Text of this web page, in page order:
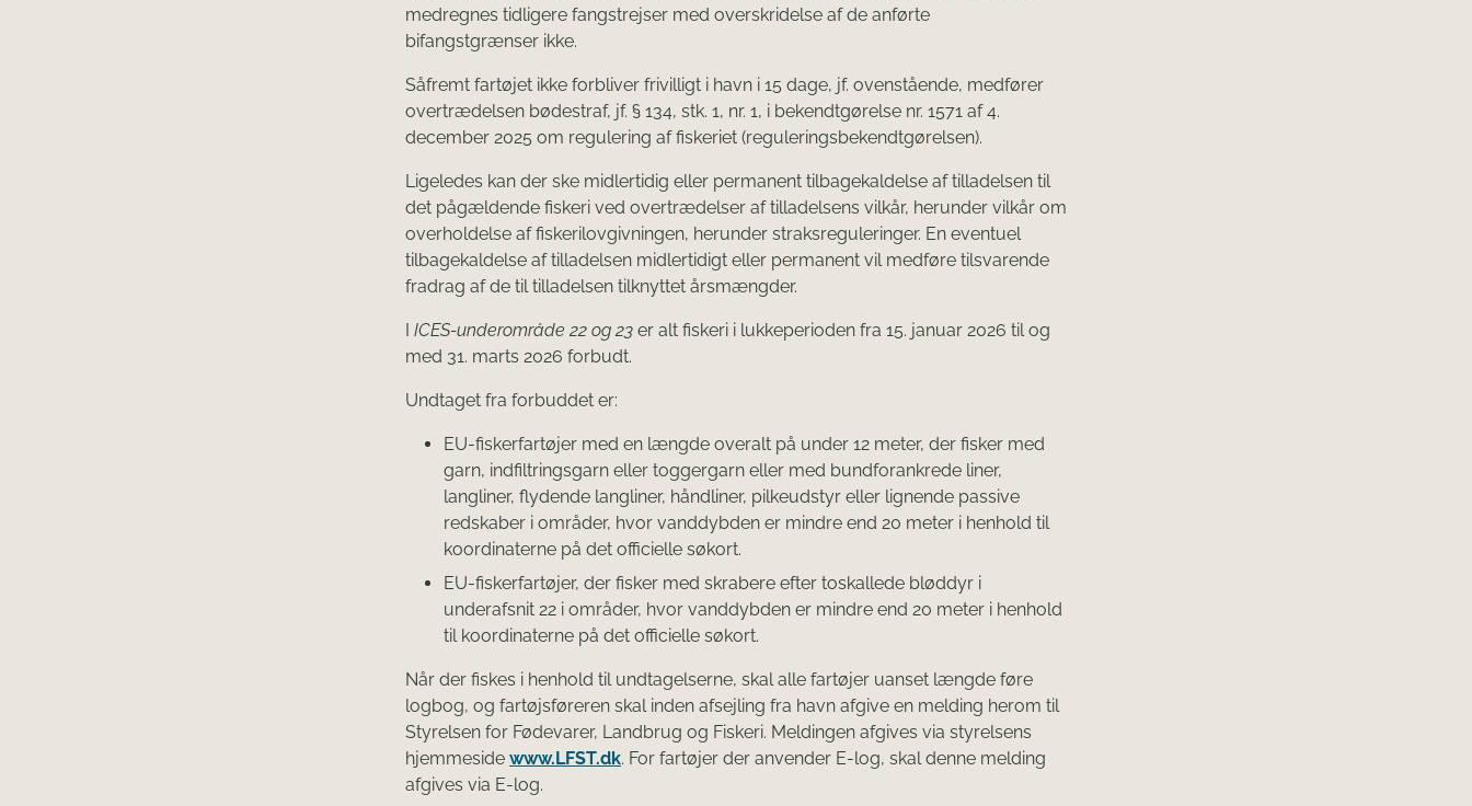
medregnes tidligere fangstrejser med overskridelse af de anførte
bifangstgrænser ikke.
Såfremt fartøjet ikke forbliver frivilligt i havn i 15 dage, jf. ovenstående, medfører
overtrædelsen bødestraf, jf. § 134, stk. 1, nr. 1, i bekendtgørelse nr. 1571 af 4.
december 2025 om regulering af fiskeriet (reguleringsbekendtgørelsen).
Ligeledes kan der ske midlertidig eller permanent tilbagekaldelse af tilladelsen til
det pågældende fiskeri ved overtrædelser af tilladelsens vilkår, herunder vilkår om
overholdelse af fiskerilovgivningen, herunder straksreguleringer. En eventuel
tilbagekaldelse af tilladelsen midlertidigt eller permanent vil medføre tilsvarende
fradrag af de til tilladelsen tilknyttet årsmængder.
I ICES-underområde 22 og 23 er alt fiskeri i lukkeperioden fra 15. januar 2026 til og
med 31. marts 2026 forbudt.
Undtaget fra forbuddet er:
EU-fiskerfartøjer med en længde overalt på under 12 meter, der fisker med
garn, indfiltringsgarn eller toggergarn eller med bundforankrede liner,
langliner, flydende langliner, håndliner, pilkeudstyr eller lignende passive
redskaber i områder, hvor vanddybden er mindre end 20 meter i henhold til
koordinaterne på det officielle søkort.
EU-fiskerfartøjer, der fisker med skrabere efter toskallede bløddyr i
underafsnit 22 i områder, hvor vanddybden er mindre end 20 meter i henhold
til koordinaterne på det officielle søkort.
Når der fiskes i henhold til undtagelserne, skal alle fartøjer uanset længde føre
logbog, og fartøjsføreren skal inden afsejling fra havn afgive en melding herom til
Styrelsen for Fødevarer, Landbrug og Fiskeri. Meldingen afgives via styrelsens
hjemmeside www.LFST.dk. For fartøjer der anvender E-log, skal denne melding
afgives via E-log.